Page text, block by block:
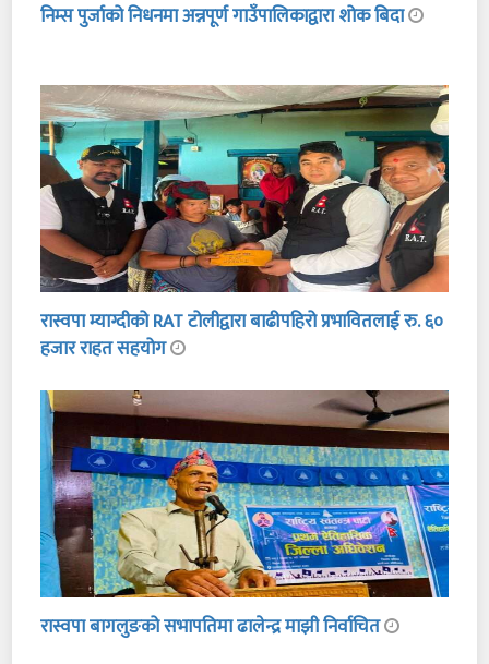
निम्स पुर्जाको निधनमा अन्नपूर्ण गाउँपालिकाद्वारा शोक बिदा
रास्वपा म्याग्दीको RAT टोलीद्वारा बाढीपहिरो प्रभावितलाई रु. ६०
हजार राहत सहयोग
रास्वपा बागलुङको सभापतिमा ढालेन्द्र माझी निर्वाचित